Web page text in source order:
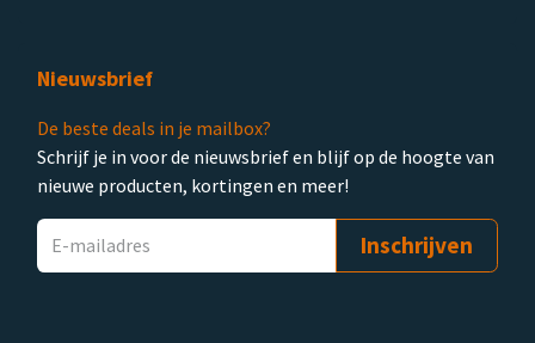
Nieuwsbrief
De beste deals in je mailbox?
Schrijf je in voor de nieuwsbrief en blijf op de hoogte van
nieuwe producten, kortingen en meer!
Inschrijven